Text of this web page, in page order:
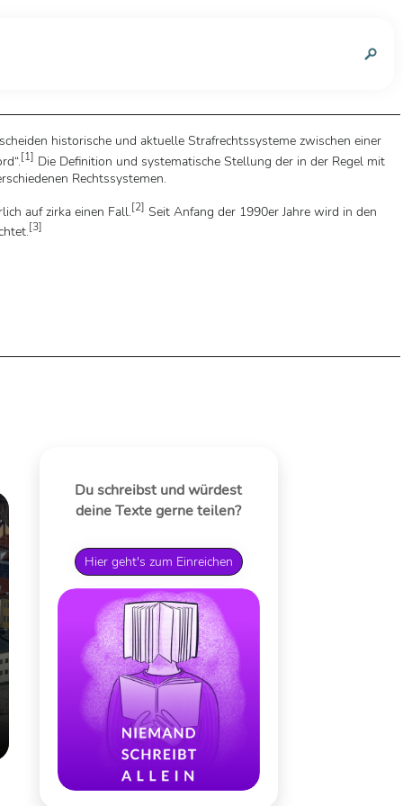
historische und aktuelle Strafrechtssysteme zwischen einer
[1] Die Definition und systematische Stellung der in der Regel mit
Rechtssystemen.
auf zirka einen Fall.[2] Seit Anfang der 1990er Jahre wird in den
[3]
Du schreibst und würdest
deine Texte gerne teilen?
Hier geht's zum Einreichen